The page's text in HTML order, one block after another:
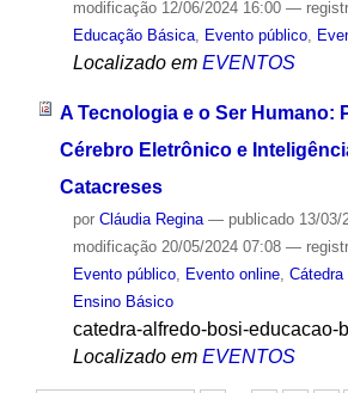
modificação12/06/2024 16:00 —
Educação Básica, Evento público,
Localizado em EVENTOS
A Tecnologia e o Ser Humano:
Cérebro Eletrônico e
Catacreses
por Cláudia Regina — publicado13/03/
modificação20/05/2024 07:08 —
Evento público, Evento online,
Ensino Básico
catedra-alfredo-bosi-educacao-
Localizado em EVENTOS